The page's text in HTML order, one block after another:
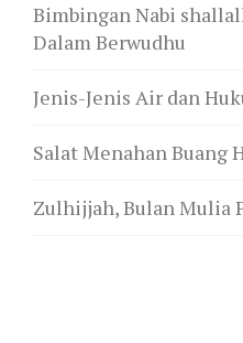
Bimbingan Nabi
Dalam Berwudhu
Jenis-Jenis Air dan
Salat Menahan Buang
Zulhijjah, Bulan Mulia